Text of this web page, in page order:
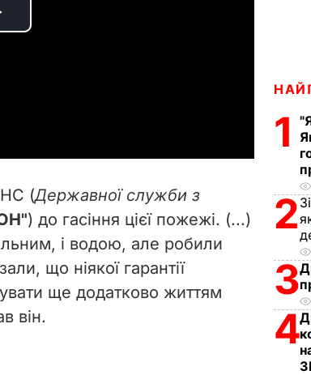
(Державної служби з
) до гасіння цієї пожежі. (...)
і водою, але робили
що ніякої гарантії
ще додатково життям
він.
1
2
3
4